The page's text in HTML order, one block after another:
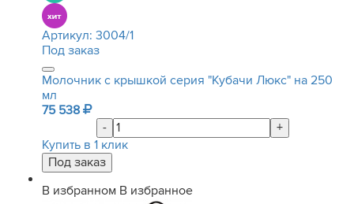
Артикул: 3004/1
Под заказ
Молочник с крышкой серия "Кубачи Люкс" на 250
мл
75 538
-
+
Купить в 1 клик
В избранном В избранное